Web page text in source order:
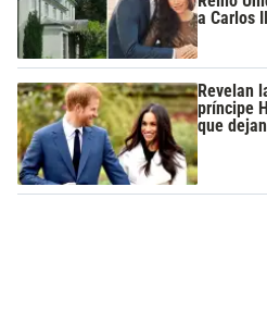
a Carlos
Revelan
príncipe
que